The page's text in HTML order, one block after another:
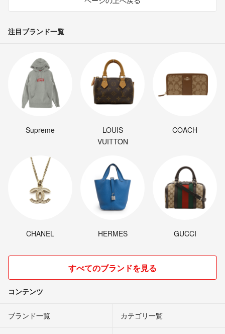
注目ブランド一覧
Supreme
LOUIS
VUITTON
COACH
CHANEL HERMES GUCCI
すべてのブランドを見る
コンテンツ
ブランド一覧 カテゴリ一覧